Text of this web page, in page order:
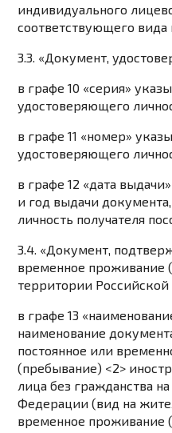
индивидуального
соответствующего вида
3.3. «Документ,
в графе 10 «серия»
удостоверяющего
в графе 11 «номер»
удостоверяющего
в графе 12 «дата
и год выдачи
личность получателя
3.4. «Документ,
временное проживание
территории
в графе 13
наименование
постоянное или
(пребывание) <2>
лица без гражданства
Федерации (вид на
временное проживание